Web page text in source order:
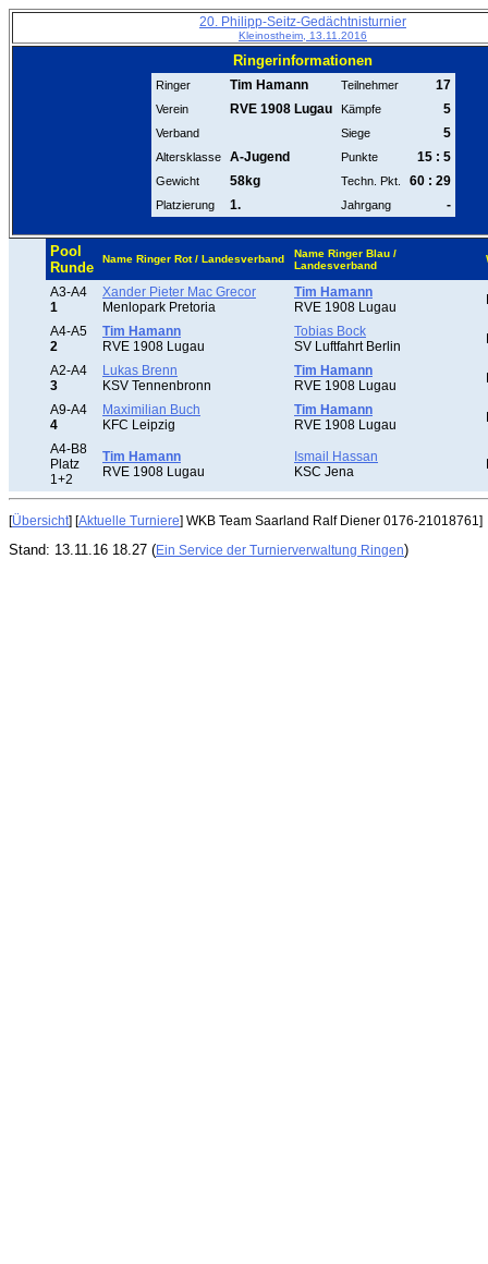
20. Philipp-Seitz-Gedächtnisturnier
Kleinostheim, 13.11.2016
Ringerinformationen
Ringer Tim Hamann Teilnehmer 17
Verein RVE 1908 Lugau Kämpfe 5
Verband Siege 5
Altersklasse A-Jugend Punkte 15 : 5
Gewicht 58kg Techn. Pkt. 60 : 29
Platzierung 1. Jahrgang -
Pool
Runde
Name Ringer Rot / Landesverband
Name Ringer Blau /
Landesverband
A3-A4
1
Xander Pieter Mac Grecor
Menlopark Pretoria
Tim Hamann
RVE 1908 Lugau
A4-A5
2
Tim Hamann
RVE 1908 Lugau
Tobias Bock
SV Luftfahrt Berlin
A2-A4
3
Lukas Brenn
KSV Tennenbronn
Tim Hamann
RVE 1908 Lugau
A9-A4
4
Maximilian Buch
KFC Leipzig
Tim Hamann
RVE 1908 Lugau
A4-B8
Platz
1+2
Tim Hamann
RVE 1908 Lugau
Ismail Hassan
KSC Jena
[Übersicht] [Aktuelle Turniere] WKB Team Saarland Ralf Diener 0176-21018761]
Stand: 13.11.16 18.27 (Ein Service der Turnierverwaltung Ringen)